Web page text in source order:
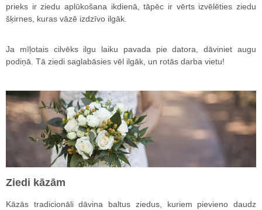
prieks ir ziedu aplūkošana ikdienā, tāpēc ir vērts izvēlēties ziedu
šķirnes, kuras vāzē izdzīvo ilgāk.
Ja mīļotais cilvēks ilgu laiku pavada pie datora, dāviniet augu
podiņā. Tā ziedi saglabāsies vēl ilgāk, un rotās darba vietu!
Ziedi kāzām
Kāzās tradicionāli dāvina baltus ziedus, kuriem pievieno daudz